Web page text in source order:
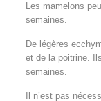
Les mamelons
semaines.
De légères
et de la poitrine.
semaines.
Il n’est pas